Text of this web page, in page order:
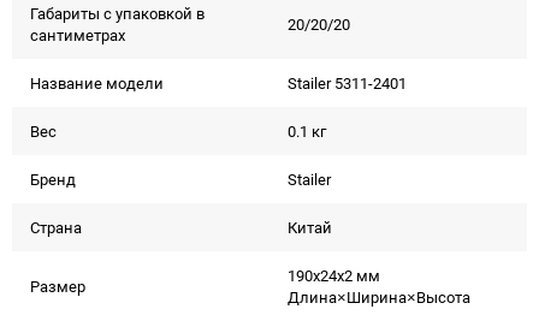
Габариты с упаковкой в
сантиметрах
20/20/20
Название модели Stailer 5311-2401
Вес 0.1 кг
Бренд Stailer
Страна Китай
Размер
190x24x2 мм
Длина×Ширина×Высота